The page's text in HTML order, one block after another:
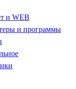
и WEB
и программы